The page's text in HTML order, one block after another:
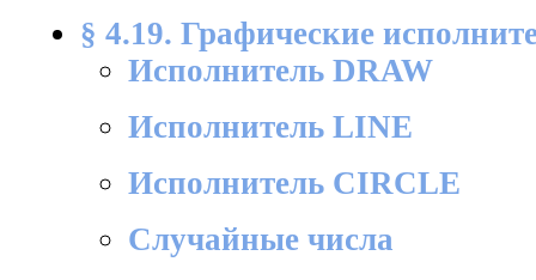
§ 4.19. Графические
Исполнитель DRAW
Исполнитель LINE
Исполнитель CIRCLE
Случайные числа